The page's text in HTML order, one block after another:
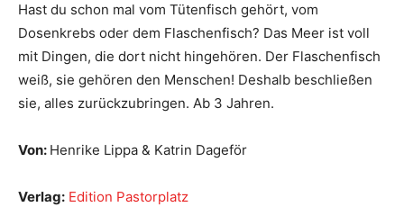
Hast du schon mal vom Tütenfisch gehört, vom
Dosenkrebs oder dem Flaschenfisch? Das Meer ist voll
mit Dingen, die dort nicht hingehören. Der Flaschenfisch
weiß, sie gehören den Menschen! Deshalb beschließen
sie, alles zurückzubringen. Ab 3 Jahren.
Von: Henrike Lippa & Katrin Dageför
Verlag: Edition Pastorplatz